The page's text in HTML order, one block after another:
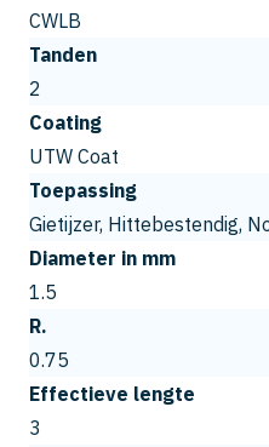
CWLB
Tanden
2
Coating
UTW Coat
Toepassing
Gietijzer, Hittebestendig,
Diameter in mm
1.5
R.
0.75
Effectieve lengte
3